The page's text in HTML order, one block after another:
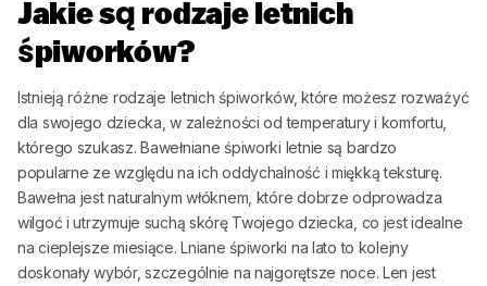
Jakie są rodzaje letnich
śpiworków?
Istnieją różne rodzaje letnich śpiworków, które możesz rozważyć
dla swojego dziecka, w zależności od temperatury i komfortu,
którego szukasz. Bawełniane śpiworki letnie są bardzo
popularne ze względu na ich oddychalność i miękką teksturę.
Bawełna jest naturalnym włóknem, które dobrze odprowadza
wilgoć i utrzymuje suchą skórę Twojego dziecka, co jest idealne
na cieplejsze miesiące. Lniane śpiworki na lato to kolejny
doskonały wybór, szczególnie na najgorętsze noce. Len jest